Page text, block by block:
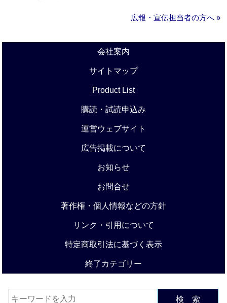
広報・宣伝担当者の方へ »
会社案内
サイトマップ
Product List
購読・試読申込み
運営ウェブサイト
広告掲載について
お知らせ
お問合せ
著作権・個人情報などの方針
リンク・引用について
特定商取引法に基づく表示
終了カテゴリー
検 索